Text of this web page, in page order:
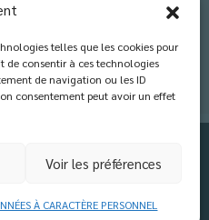
telles que les cookies pour
de consentir à ces technologies
de navigation ou les ID
consentement peut avoir un effet
Voir les préférences
À CARACTÈRE PERSONNEL
X Fermer